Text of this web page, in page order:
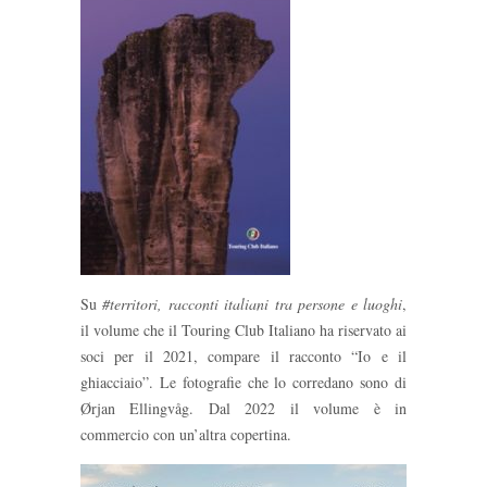
Su#territori, racconti italiani tra persone e luoghi,
il volume che il Touring Club Italiano ha riservato ai
soci per il 2021, compare il racconto “Io e il
ghiacciaio”. Le fotografie che lo corredano sono di
Ørjan Ellingvåg. Dal 2022 il volume è in
commercio con un’altra copertina.